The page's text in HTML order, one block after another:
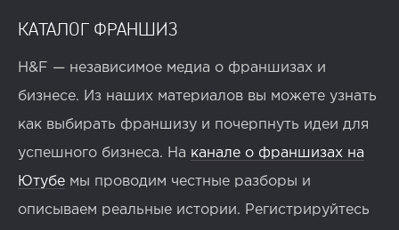
КАТАЛОГ ФРАНШИЗ
H&F — независимое медиа о франшизах и
бизнесе. Из наших материалов вы можете узнать
как выбирать франшизу и почерпнуть идеи для
успешного бизнеса. На канале о франшизах на
Ютубе мы проводим честные разборы и
описываем реальные истории. Регистрируйтесь